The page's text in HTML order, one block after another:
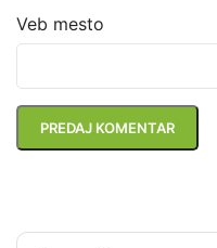
Veb mesto